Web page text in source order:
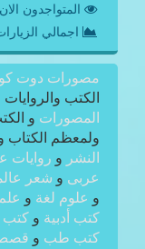
المتواجدون الان
اجمالي
مصورات دوت
الكتب
المصورات و
ولمعظم الكتاب
النشر و روايات
عربى و شعر
و علوم لغة و
كتب أدبية و كتب
كتب طب و